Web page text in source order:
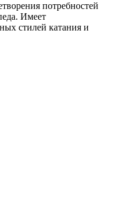
потребностей
Имеет
стилей катания и